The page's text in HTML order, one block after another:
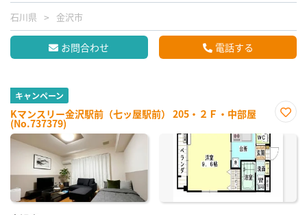
石川県 金沢市
お問合わせ 電話する
キャンペーン
Kマンスリー金沢駅前（七ッ屋駅前） 205・２Ｆ・中部屋
(No.737379)
に入
り登
録